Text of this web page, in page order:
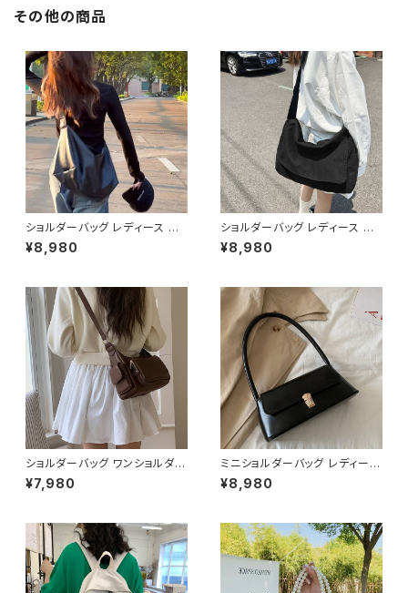
その他の商品
ショルダーバッグ レディース 大
容量バッグ ワンショルダーバッグ
カジュアルバッグ 肩掛けバッグ
-B0303
¥8,980
ショルダーバッグ レディース メッ
センジャーバッグ 斜めがけバッ
グ レディースバッグ カジュアル
容量バッグ 軽量バッグ おしゃれ
バッグ ブラック グリーン カーキ
K-B0293
¥8,980
ショルダーバッグ ワンショルダー
バッグ レディース バッグ 肩掛け
斜めがけ クロスボディ おしゃれ
夏コーデ K-B0212
¥7,980
ミニショルダーバッグ レディース
ワンハンドルバッグ レトロ ハン
ドバッグ コンパクトバッグ 上品
ワンサイズ K-B0276
¥8,980